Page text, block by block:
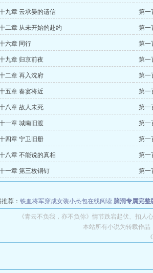
九章 云承晏的遗信 第一
二章 从未开始的赴约 第一
六章 同行 第一
九章 归京前夜 第一
二章 再入沈府 第一
五章 春宴将近 第一
八章 故人未死 第一
一章 城南旧渡 第一
四章 宁卫旧册 第一
八章 不能说的真相 第一
一章 第三枚铜钉 第一
荐： 铁血将军穿成女装小怂包在线阅读 脑洞专属完整
《青云不负我，亦不负你》情节跌宕起伏、扣人
本站所有小说为转载作品